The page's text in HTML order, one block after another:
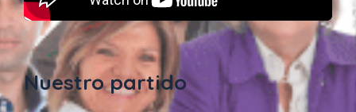
Nuestro partido